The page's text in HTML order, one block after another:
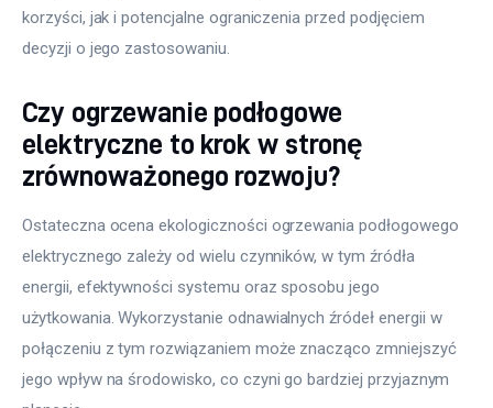
korzyści, jak i potencjalne ograniczenia przed podjęciem
decyzji o jego zastosowaniu.
Czy ogrzewanie podłogowe
elektryczne to krok w stronę
zrównoważonego rozwoju?
Ostateczna ocena ekologiczności ogrzewania podłogowego
elektrycznego zależy od wielu czynników, w tym źródła
energii, efektywności systemu oraz sposobu jego
użytkowania. Wykorzystanie odnawialnych źródeł energii w
połączeniu z tym rozwiązaniem może znacząco zmniejszyć
jego wpływ na środowisko, co czyni go bardziej przyjaznym